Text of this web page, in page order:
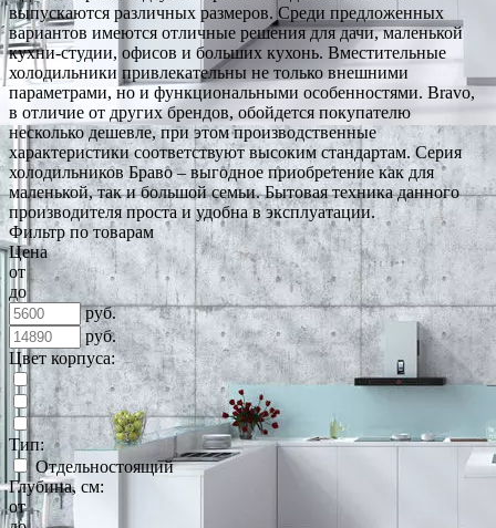
выпускаются различных размеров. Среди предложенных
вариантов имеются отличные решения для дачи, маленькой
кухни-студии, офисов и больших кухонь. Вместительные
холодильники привлекательны не только внешними
параметрами, но и функциональными особенностями. Bravo,
в отличие от других брендов, обойдется покупателю
несколько дешевле, при этом производственные
характеристики соответствуют высоким стандартам. Серия
холодильников Браво – выгодное приобретение как для
маленькой, так и большой семьи. Бытовая техника данного
производителя проста и удобна в эксплуатации.
Фильтр по товарам
Цена
от
до
руб.
руб.
Цвет корпуса:
Тип:
Отдельностоящий
Глубина, см:
от